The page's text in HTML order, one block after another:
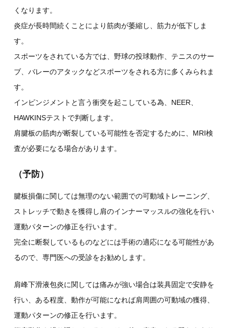
くなります。
炎症が長時間続くことにより筋肉が萎縮し、筋力が低下しま
す。
スポーツをされている方では、野球の投球動作、テニスのサー
ブ、バレーのアタックなどスポーツをされる方に多くみられま
す。
インピンジメントと言う衝突を起こしている為、NEER、
HAWKINSテストで判断します。
肩腱板の筋肉が断裂している可能性を否定するために、MRI検
査が必要になる場合があります。
（予防）
腱板損傷に関しては無理のない範囲での可動域トレーニング、
ストレッチで動きを獲得し肩のインナーマッスルの強化を行い
運動パターンの修正を行います。
完全に断裂しているものなどには手術の適応になる可能性があ
るので、専門医への受診をお勧めします。
肩峰下滑液包炎に関しては痛みが強い場合は装具固定で安静を
行い、ある程度、動作が可能になれば肩周囲の可動域の獲得、
運動パターンの修正を行います。